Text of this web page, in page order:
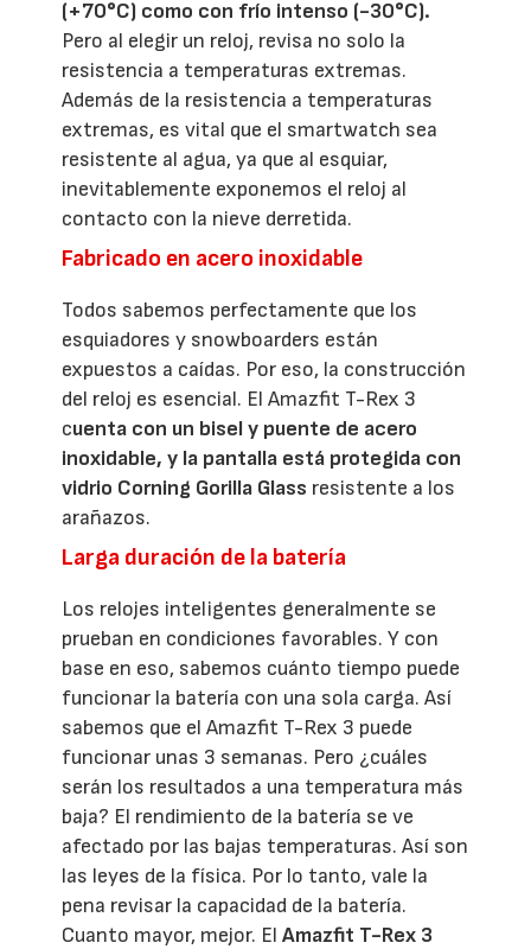
(+70°C) como con frío intenso (-30°C).
Pero al elegir un reloj, revisa no solo la
resistencia a temperaturas extremas.
Además de la resistencia a temperaturas
extremas, es vital que el smartwatch sea
resistente al agua, ya que al esquiar,
inevitablemente exponemos el reloj al
contacto con la nieve derretida.
Fabricado en acero inoxidable
Todos sabemos perfectamente que los
esquiadores y snowboarders están
expuestos a caídas. Por eso, la construcción
del reloj es esencial. El Amazfit T-Rex 3
cuenta con un bisel y puente de acero
inoxidable, y la pantalla está protegida con
vidrio Corning Gorilla Glass resistente a los
arañazos.
Larga duración de la batería
Los relojes inteligentes generalmente se
prueban en condiciones favorables. Y con
base en eso, sabemos cuánto tiempo puede
funcionar la batería con una sola carga. Así
sabemos que el Amazfit T-Rex 3 puede
funcionar unas 3 semanas. Pero ¿cuáles
serán los resultados a una temperatura más
baja? El rendimiento de la batería se ve
afectado por las bajas temperaturas. Así son
las leyes de la física. Por lo tanto, vale la
pena revisar la capacidad de la batería.
Cuanto mayor, mejor. ElAmazfit T-Rex 3